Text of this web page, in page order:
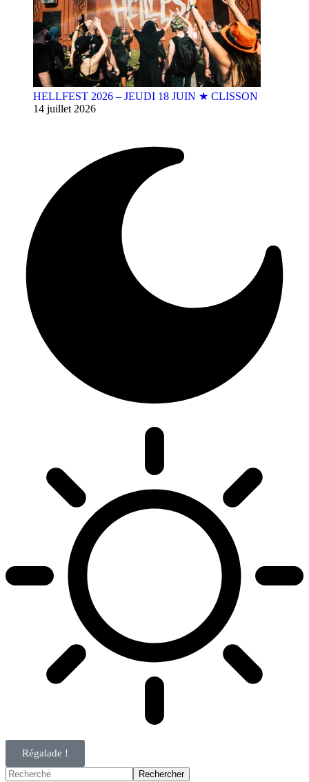
HELLFEST 2026 – JEUDI 18 JUIN ★ CLISSON
14 juillet 2026
Régalade !